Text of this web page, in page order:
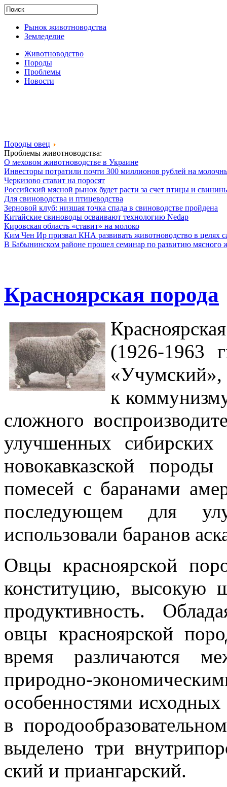
Рынок животноводства
Земледелие
Животноводство
Породы
Проблемы
Новости
Породы овец
Проблемы животноводства:
О меховом животноводстве в Украине
Инвесторы потратили почти 300 миллионов рублей на
Черкизово ставит на поросят
Российский мясной рынок будет расти за счет птицы и
Для свиноводства и птицеводства
Зерновой клуб: низшая точка спада в свиноводстве пройдена
Китайские свиноводы осваивают технологию Nedap
Кировская область «ставит» на молоко
Ким Чен Ир призвал КНА развивать животноводство в целях
В Бабынинском районе прошел семинар по развитию мясного
Красноярская порода
(1926-1963
к
сложного
улучшенных
новокавказ­ской
помесей с баранами
последующем для
использовали баранов
Овцы красноярской
конституцию,
продуктивность.
овцы красноярс­кой
время различаются
природно-
особенностями
в
выделено три
ский и приангарский.